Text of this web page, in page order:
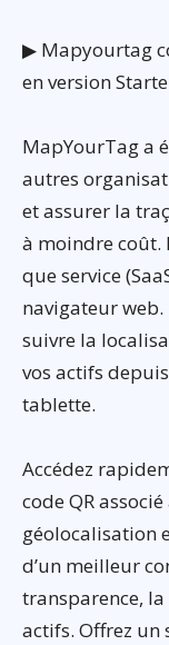
▶ Mapyourtag
en version
MapYourTag a
autres
et assurer la
à moindre coût.
que service
navigateur
suivre la
vos actifs
tablette.
Accédez
code QR
géolocalisation
d’un meilleur
transparence,
actifs. Offrez un